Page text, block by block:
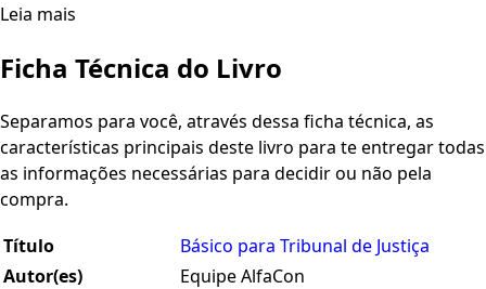
Leia mais
Ficha Técnica do Livro
Separamos para você, através dessa ficha técnica, as
características principais deste livro para te entregar todas
as informações necessárias para decidir ou não pela
compra.
Título
Básico para Tribunal de Justiça
Autor(es)
Equipe AlfaCon